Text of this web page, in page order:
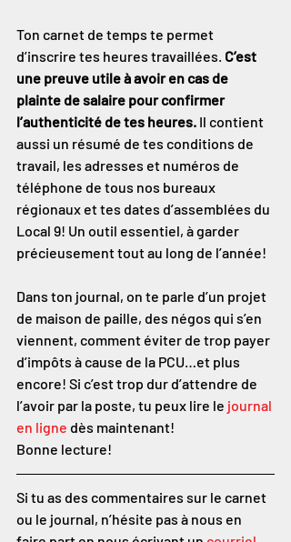
Ton carnet de temps te permet
d’inscrire tes heures travaillées. C’est
une preuve utile à avoir en cas de
plainte de salaire pour confirmer
l’authenticité de tes heures. Il contient
aussi un résumé de tes conditions de
travail, les adresses et numéros de
téléphone de tous nos bureaux
régionaux et tes dates d’assemblées du
Local 9! Un outil essentiel, à garder
précieusement tout au long de l’année!
Dans ton journal, on te parle d’un projet
de maison de paille, des négos qui s’en
viennent, comment éviter de trop payer
d’impôts à cause de la PCU…et plus
encore! Si c’est trop dur d’attendre de
l’avoir par la poste, tu peux lire le journal
en ligne dès maintenant!
Bonne lecture!
Si tu as des commentaires sur le carnet
ou le journal, n’hésite pas à nous en